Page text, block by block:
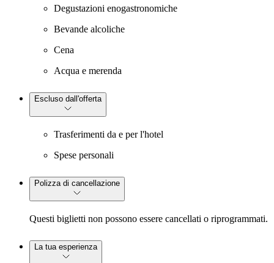
Degustazioni enogastronomiche
Bevande alcoliche
Cena
Acqua e merenda
Escluso dall'offerta
Trasferimenti da e per l'hotel
Spese personali
Polizza di cancellazione
Questi biglietti non possono essere cancellati o riprogrammati.
La tua esperienza